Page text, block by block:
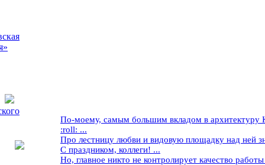
По-моему, самым большим вкладом в архитектуру
:roll: ...
Про лестницу любви и видовую площадку над ней
С праздником, коллеги! ...
Но, главное никто не контролирует качество